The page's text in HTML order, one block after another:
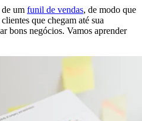
de um funil de vendas, de modo que
que chegam até sua
bons negócios. Vamos aprender